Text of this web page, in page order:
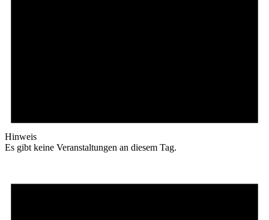
Hinweis
Es gibt keine Veranstaltungen an diesem Tag.